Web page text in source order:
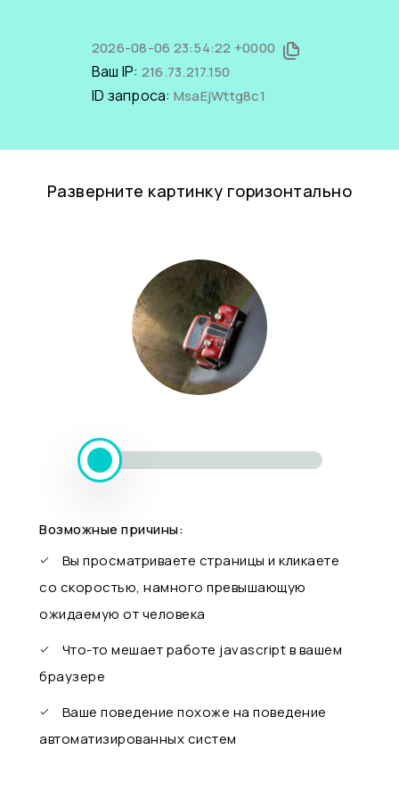
2026-08-06 23:54:22 +0000
Ваш IP: 216.73.217.150
ID запроса: MsaEjWttg8c1
Разверните картинку горизонтально
Возможные причины:
Вы просматриваете страницы и кликаете
со скоростью, намного превышающую
ожидаемую от человека
Что-то мешает работе javascript в вашем
браузере
Ваше поведение похоже на поведение
автоматизированных систем